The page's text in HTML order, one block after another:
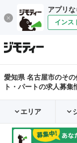
アプリ
インス
愛知県 名古屋市のそ
ト・パートの求人募集
エリア